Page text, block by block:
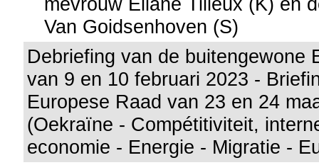
Van Goidsenhoven (S)
Debriefing van de buitengewone
van 9 en 10 februari 2023 -
Europese Raad van 23 en 24
(Oekraïne - Compétitiviteit,
economie - Energie - Migratie -